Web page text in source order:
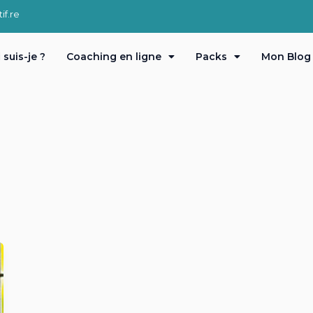
suis-je ? Coaching en ligne Packs Mon Blog